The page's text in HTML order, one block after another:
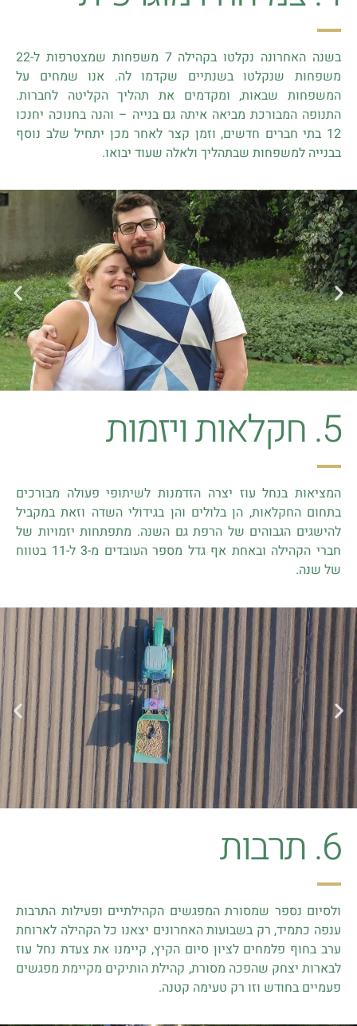
בשנה האחרונה נקלטו בקהילה 7 משפחות שמצטרפות ל-22
משפחות שנקלטו בשנתיים שקדמו לה. אנו שמחים על
המשפחות שבאות, ומקדמים את תהליך הקליטה לחברות.
התנופה המבורכת מביאה איתה גם בנייה – והנה בחנוכה יחנכו
12 בתי חברים חדשים, וזמן קצר לאחר מכן יתחיל שלב נוסף
בבנייה למשפחות שבתהליך ולאלה שעוד יבואו.
5. חקלאות ויזמות
המציאות בנחל עוז יצרה הזדמנות לשיתופי פעולה מבורכים
בתחום החקלאות, הן בלולים והן בגידולי השדה וזאת במקביל
להישגים הגבוהים של הרפת גם השנה. מתפתחות יזמויות של
חברי הקהילה ובאחת אף גדל מספר העובדים מ-3 ל-11 בטווח
של שנה.
6. תרבות
ולסיום נספר שמסורת המפגשים הקהילתיים ופעילות התרבות
ענפה כתמיד, רק בשבועות האחרונים יצאנו כל הקהילה לארוחת
ערב בחוף פלמחים לציון סיום הקיץ, קיימנו את צעדת נחל עוז
לבארות יצחק שהפכה מסורת, קהילת הותיקים מקיימת מפגשים
פעמיים בחודש וזו רק טעימה קטנה.